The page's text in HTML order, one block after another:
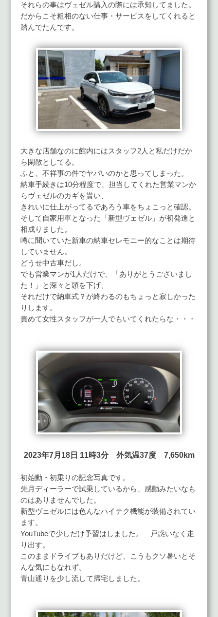
それらの事はヴェゼル購入の際には承知してました。
だからこそ粗相のない仕事・サービスをしてくれると
踏んでたんです。
大きな店舗なのに館内にはスタッフ2人と私だけだか
ら閑散としてる。
ふと、不祥事の件でヤバいのかと思ってしまった。
納車手続きは10分程度で、担当してくれた営業マンか
らヴェゼルのカギを貰い、
きれいに仕上がってるであろう車をちょこっと確認。
そして自家用車となった「新型ヴェゼル」が初発進と
相成りました。
噂に聞いていた新車の納車セレモニー的なことは期待
していません。
どうせ中古車だし。
でも営業マンが1人だけで、「ありがとうございまし
た！」と深々と頭を下げ、
それだけで納車式？が終わるのもちょっと寂しかった
りします。
責めて女性スタッフが一人でもいてくれたらな・・・
2023年7月18日 11時3分 外気温37度 7,650km
初始動・初乗りの記念写真です。
先月ディーラーで試乗しているから、感動みたいなも
のはありませんでした。
新型ヴェゼルには色んなハイテク機能が装備されてい
ます。
YouTubeで少しだけ予習はしました。 戸惑いなく走
り出す。
このままドライブもありだけど、こうもクソ暑いとそ
んな気にもなれず。
青山通りを少し流して帰宅しました。